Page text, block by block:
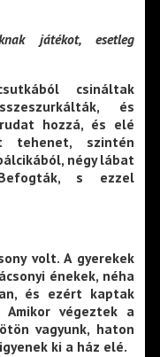
játékot, esetleg
csináltak
és
hozzá, és elé
szintén
négy lábat
s ezzel
volt. A gyerekek
énekek, néha
és ezért kaptak
Amikor végeztek a
vagyunk, haton
ki a ház elé.